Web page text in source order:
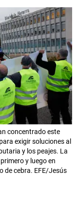
concentrado este
exigir soluciones al
y los peajes. La
y luego en
de cebra. EFE/Jesús